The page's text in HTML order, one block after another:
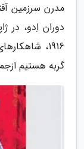
دوران اِدو، در
1916،
گربه هستیم